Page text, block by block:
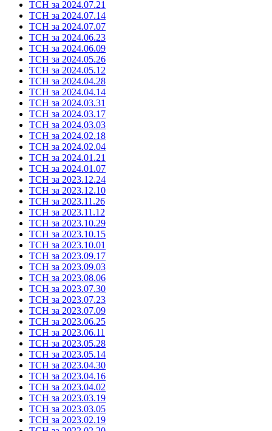
ТСН за 2024.07.21
ТСН за 2024.07.14
ТСН за 2024.07.07
ТСН за 2024.06.23
ТСН за 2024.06.09
ТСН за 2024.05.26
ТСН за 2024.05.12
ТСН за 2024.04.28
ТСН за 2024.04.14
ТСН за 2024.03.31
ТСН за 2024.03.17
ТСН за 2024.03.03
ТСН за 2024.02.18
ТСН за 2024.02.04
ТСН за 2024.01.21
ТСН за 2024.01.07
ТСН за 2023.12.24
ТСН за 2023.12.10
ТСН за 2023.11.26
ТСН за 2023.11.12
ТСН за 2023.10.29
ТСН за 2023.10.15
ТСН за 2023.10.01
ТСН за 2023.09.17
ТСН за 2023.09.03
ТСН за 2023.08.06
ТСН за 2023.07.30
ТСН за 2023.07.23
ТСН за 2023.07.09
ТСН за 2023.06.25
ТСН за 2023.06.11
ТСН за 2023.05.28
ТСН за 2023.05.14
ТСН за 2023.04.30
ТСН за 2023.04.16
ТСН за 2023.04.02
ТСН за 2023.03.19
ТСН за 2023.03.05
ТСН за 2023.02.19